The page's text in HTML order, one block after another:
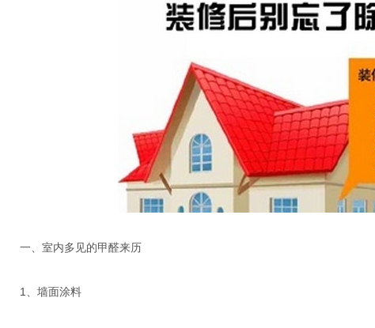
一、室内多见的甲醛来历
1、墙面涂料